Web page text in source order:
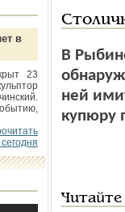
в
23
В
ней
купюру